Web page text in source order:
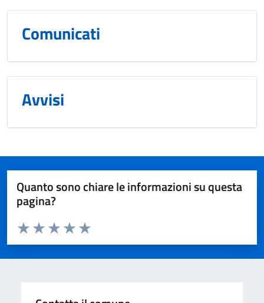
Comunicati
Avvisi
Quanto sono chiare le informazioni su questa
pagina?
Valuta da 1 a 5 stelle la pagina
Valuta 5 stelle su 5
Valuta 4 stelle su 5
Valuta 3 stelle su 5
Valuta 2 stelle su 5
Valuta 1 stelle su 5